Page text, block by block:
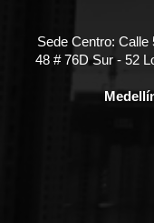
Sede Centro: Calle
48 # 76D Sur - 52